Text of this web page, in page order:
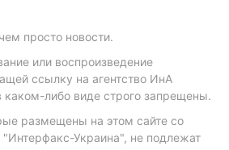
просто новости.
или воспроизведение
ссылку на агентство ИнА
каком-либо виде строго запрещены.
размещены на этом сайте со
"Интерфакс-Украина", не подлежат